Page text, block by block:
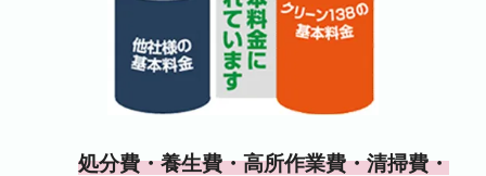
処分費・養生費・高所作業費・清掃費・